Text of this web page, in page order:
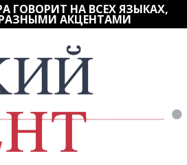
ГОВОРИТ НА ВСЕХ ЯЗЫКАХ,
АКЦЕНТАМИ